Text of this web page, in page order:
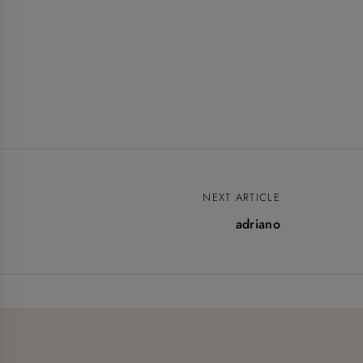
NEXT ARTICLE
adriano